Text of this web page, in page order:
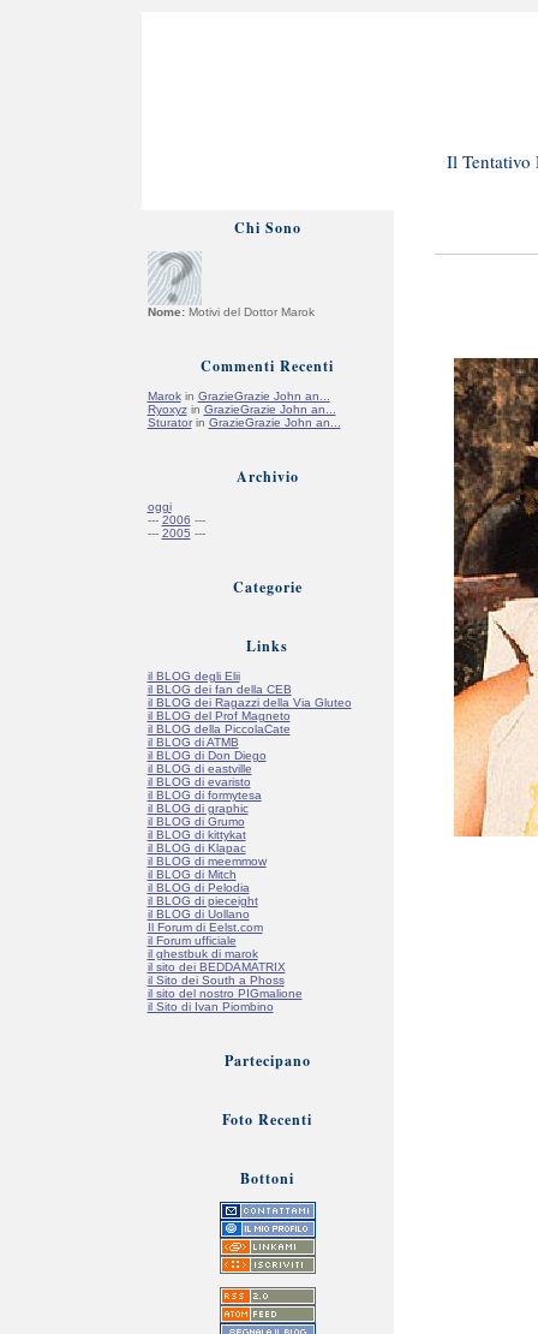
Il Tentativo
Chi Sono
Nome:Motivi del Dottor Marok
Commenti Recenti
Marokin GrazieGrazie John an...
Ryoxyzin GrazieGrazie John an...
Sturatorin GrazieGrazie John an...
Archivio
oggi
--- 2006 ---
--- 2005 ---
Categorie
Links
il BLOG degli Elii
il BLOG dei fan della CEB
il BLOG dei Ragazzi della Via Gluteo
il BLOG del Prof Magneto
il BLOG della PiccolaCate
il BLOG di ATMB
il BLOG di Don Diego
il BLOG di eastville
il BLOG di evaristo
il BLOG di formytesa
il BLOG di graphic
il BLOG di Grumo
il BLOG di kittykat
il BLOG di Klapac
il BLOG di meemmow
il BLOG di Mitch
il BLOG di Pelodia
il BLOG di pieceight
il BLOG di Uollano
Il Forum di Eelst.com
il Forum ufficiale
il ghestbuk di marok
il sito dei BEDDAMATRIX
il Sito dei South a Phoss
il sito del nostro PIGmalione
il Sito di Ivan Piombino
Partecipano
Foto Recenti
Bottoni